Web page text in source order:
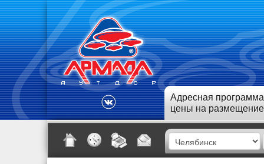
Адресная
цены на размещение